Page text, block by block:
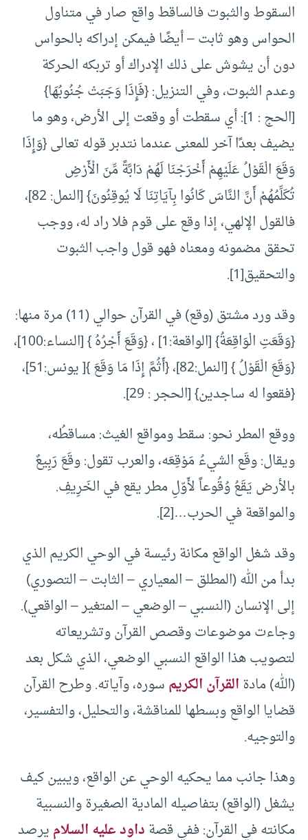
السقوط والثبوت فالساقط واقع صار في متناول
الحواس وهو ثابت – أيضًا فيمكن إدراكه بالحواس
دون أن يشوش على ذلك الإدراك أو تربكه الحركة
وعدم الثبوت، وفي التنزيل: {فَإِذَا وَجَبَتْ جُنُوبُهَا}
[الحج : 1]: أي سقطت أو وقعت إلى الأرض، وهو ما
يضيف بعدًا آخر للمعنى عندما نتدبر قوله تعالى {وَإِذَا
وَقَعَ الْقَوْلُ عَلَيْهِمْ أَخْرَجْنَا لَهُمْ دَابَّةً مِّنَ الْأَرْضِ
تُكَلِّمُهُمْ أَنَّ النَّاسَ كَانُوا بِآيَاتِنَا لَا يُوقِنُونَ} [النمل: 82]،
فالقول الإلهي، إذا وقع على قوم فلا راد له، ووجب
تحقق مضمونه ومعناه فهو قول واجب الثبوت
والتحقيق[1]
.
وقد ورد مشتق (وقع) في القرآن حوالي (11) مرة منها:
{وَقَعَتِ الْوَاقِعَةُ} [الواقعة:1] ، {وَقَعَ أَجْرُهُ } [النساء:100]،
{وَقَعَ الْقَوْلُ } [النمل:82]، {أَثُمَّ إِذَا مَا وَقَعَ }[ يونس:51]،
{فقعوا له ساجدين} [الحجر : 29].
ووقع المطر نحو: سقط ومواقع الغيث: مساقطُه،
ويقال: وقَع الشيءُ مَوْقِعَه، والعرب تقول: وقَعَ رَبِيعٌ
بالأرض يَقَعُ وُقُوعاً لأَوّلِ مطر يقع في الخَرِيفِ.
والمواقعة في الحرب…[2]
.
وقد شغل الواقع مكانة رئيسة في الوحي الكريم الذي
بدأ من الله (المطلق – المعياري – الثابت – التصوري)
إلى الإنسان (النسبي – الوضعي – المتغير – الواقعي).
وجاءت موضوعات وقصص القرآن وتشريعاته
لتصويب هذا الواقع النسبي الوضعي، الذي شكل بعد
(الله) مادةالقرآن الكريمسوره، وآياته. وطرح القرآن
قضايا الواقع وبسطها للمناقشة، والتحليل، والتفسير،
والتوجيه.
وهذا جانب مما يحكيه الوحي عن الواقع، ويبين كيف
يشغل (الواقع) بتفاصيله المادية الصغيرة والنسبية
مكانته في القرآن: ففي قصةداود عليه السلاميرصد